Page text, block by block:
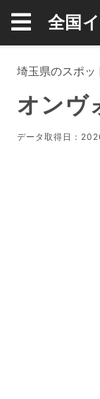
全国
埼玉県のスポッ
オンヴ
データ取得日：